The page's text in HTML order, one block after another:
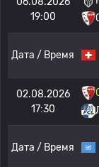
19:00
Дата / Время
02.08.2026
17:30
Дата / Время